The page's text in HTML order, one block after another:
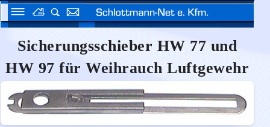
Sicherungsschieber HW 77 und
HW 97 für Weihrauch Luftgewehr